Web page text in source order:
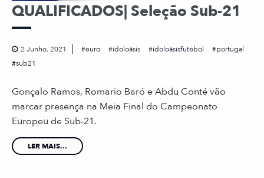
QUALIFICADOS| Seleção Sub-21
2 Junho, 2021 euro idoloásis idoloásisfutebol
portugal
sub21
Gonçalo Ramos, Romario Baró e Abdu Conté vão
marcar presença na Meia Final do Campeonato
Europeu de Sub-21.
LER MAIS...